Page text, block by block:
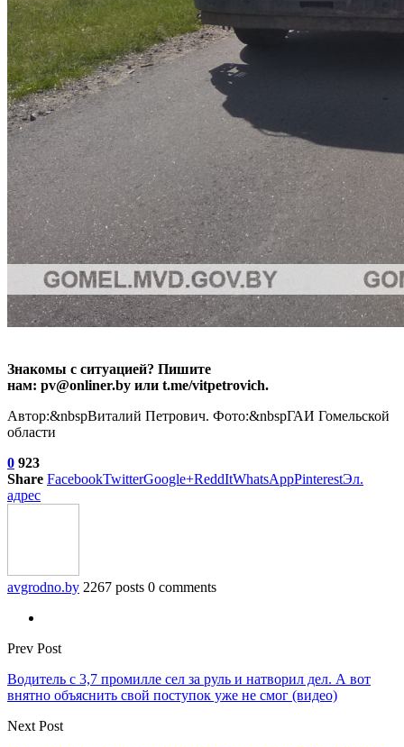
Знакомы с ситуацией? Пишите
нам: pv@onliner.by или t.me/vitpetrovich.
Автор:&nbspВиталий Петрович. Фото:&nbspГАИ Гомельской
области
0 923
Share FacebookTwitterGoogle+ReddItWhatsAppPinterestЭл.
адрес
avgrodno.by 2267 posts 0 comments
Prev Post
Водитель с 3,7 промилле сел за руль и натворил дел. А вот
внятно объяснить свой поступок уже не смог (видео)
Next Post